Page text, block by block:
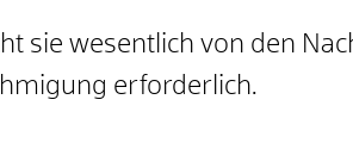
sie wesentlich von den
erforderlich.